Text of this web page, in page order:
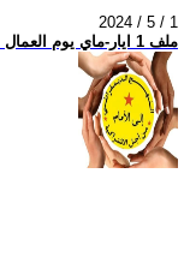
2024 / 5 / 1
ملف 1 ايار-ماي يوم العمال العالمي 2024: تأثير الحروب والصراعات المسلحة على العمال والكادحين، والحركة النقابية